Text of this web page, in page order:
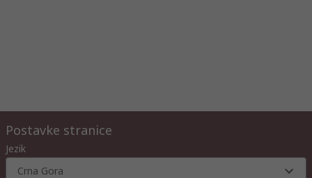
Postavke stranice
Jezik
Crna Gora